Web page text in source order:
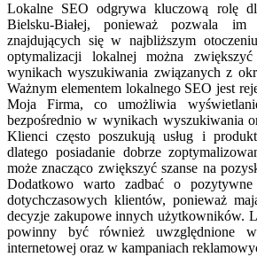
Lokalne SEO odgrywa kluczową rolę
Bielsku-Białej, ponieważ pozwala
znajdujących się w najbliższym
optymalizacji lokalnej można
wynikach wyszukiwania związanych z
Ważnym elementem lokalnego SEO jest
Moja Firma, co umożliwia
bezpośrednio w wynikach wyszukiwania
Klienci często poszukują usług i
dlatego posiadanie dobrze
może znacząco zwiększyć szanse na
Dodatkowo warto zadbać o
dotychczasowych klientów, ponieważ
decyzje zakupowe innych użytkowników.
powinny być również uwzględnione
internetowej oraz w kampaniach